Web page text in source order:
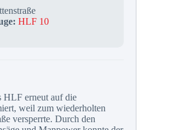
HLF 10
HLF erneut auf die
weil zum wiederholten
versperrte. Durch den